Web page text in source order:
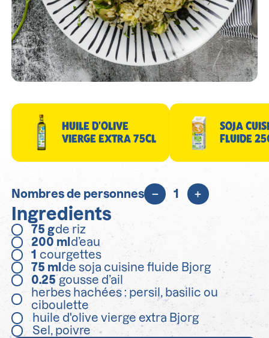
HUILE D'OLIVE
VIERGE EXTRA 75CL
SOJA
FLUIDE
Nombres de personnes 1
Ingredients
75 gde riz
200 ml d’eau
1 courgettes
75 ml de soja cuisine fluide Bjorg
0.25 gousse d’ail
herbes hachées : persil, basilic ou
ciboulette
huile d'olive vierge extra Bjorg
Sel, poivre